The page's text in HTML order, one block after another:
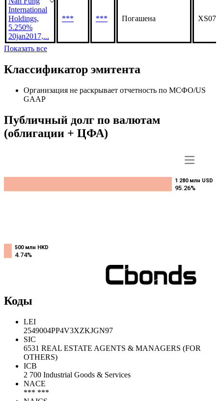
International
Holdings,
5.250%
20jan2017,...
*** *** Погашена
Показать все
Классификатор эмитента
Организация не раскрывает отчетность по МСФО/US
GAAP
Публичный долг по валютам
(облигации + ЦФА)
1 280 млн USD
95.26%
1 280 млн USD
95.26%
500 млн HKD
4.74%
500 млн HKD
4.74%
Коды
LEI
2549004PP4V3XZKJGN97
SIC
6531 REAL ESTATE AGENTS & MANAGERS (FOR
OTHERS)
ICB
2 700 Industrial Goods & Services
NACE
*** ***